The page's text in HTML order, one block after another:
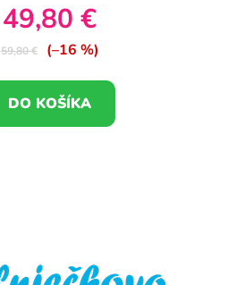
49,80 €
59,80 € (–16 %)
DO KOŠÍKA